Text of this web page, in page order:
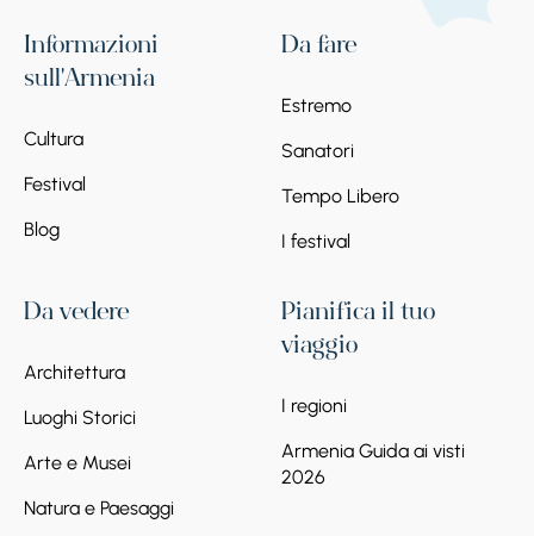
Informazioni
sull'Armenia
Cultura
Festival
Blog
Da fare
Estremo
Sanatori
Tempo Libero
I festival
Da vedere
Architettura
Luoghi Storici
Arte e Musei
Natura e Paesaggi
Pianifica il tuo
viaggio
I regioni
Armenia Guida ai visti
2026